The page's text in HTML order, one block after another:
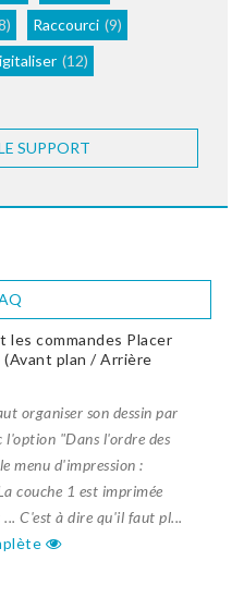
Raccourci (9)
(12)
SUPPORT
commandes Placer
plan / Arrière
organiser son dessin par
l'option "Dans l'ordre des
menu d'impression :
couche 1 est imprimée
C'est à dire qu'il faut pl...